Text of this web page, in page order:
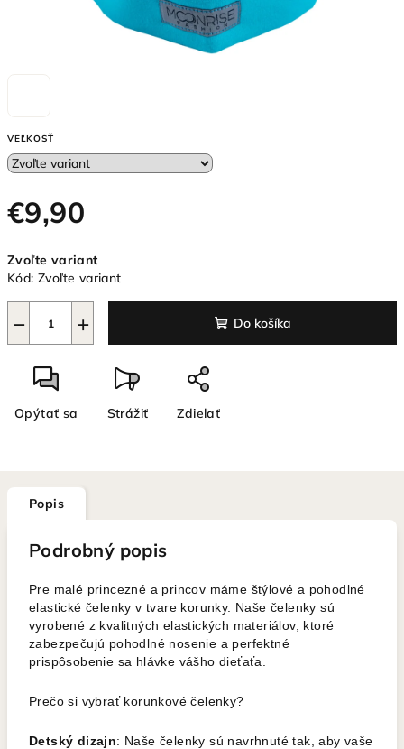
VEĽKOSŤ
€9,90
cena:
Zvoľte variant
Kód: Zvoľte variant
+
− Do košíka
Opýtať sa Strážiť Zdieľať
Popis
Podrobný popis
Pre malé princezné a princov máme štýlové a pohodlné
elastické čelenky v tvare korunky. Naše čelenky sú
vyrobené z kvalitných elastických materiálov, ktoré
zabezpečujú pohodlné nosenie a perfektné
prispôsobenie sa hlávke vášho dieťaťa.
Prečo si vybrať korunkové čelenky?
Detský dizajn: Naše čelenky sú navrhnuté tak, aby vaše